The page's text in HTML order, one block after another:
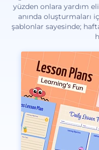
yüzden onlara yardım
anında oluşturmaları
şablonlar sayesinde;